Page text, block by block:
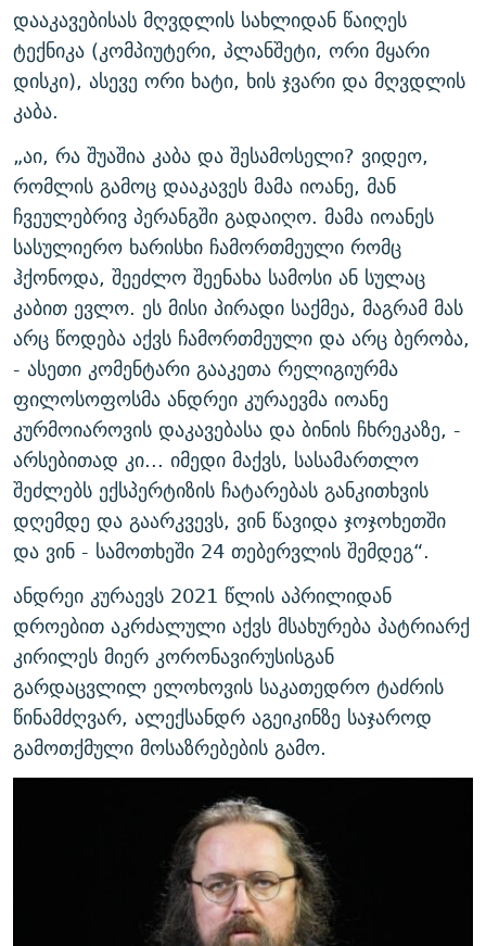
დააკავებისას მღვდლის სახლიდან წაიღეს
ტექნიკა (კომპიუტერი, პლანშეტი, ორი მყარი
დისკი), ასევე ორი ხატი, ხის ჯვარი და მღვდლის
კაბა.
„აი, რა შუაშია კაბა და შესამოსელი? ვიდეო,
რომლის გამოც დააკავეს მამა იოანე, მან
ჩვეულებრივ პერანგში გადაიღო. მამა იოანეს
სასულიერო ხარისხი ჩამორთმეული რომც
ჰქონოდა, შეეძლო შეენახა სამოსი ან სულაც
კაბით ევლო. ეს მისი პირადი საქმეა, მაგრამ მას
არც წოდება აქვს ჩამორთმეული და არც ბერობა,
- ასეთი კომენტარი გააკეთა რელიგიურმა
ფილოსოფოსმა ანდრეი კურაევმა იოანე
კურმოიაროვის დაკავებასა და ბინის ჩხრეკაზე, -
არსებითად კი... იმედი მაქვს, სასამართლო
შეძლებს ექსპერტიზის ჩატარებას განკითხვის
დღემდე და გაარკვევს, ვინ წავიდა ჯოჯოხეთში
და ვინ - სამოთხეში 24 თებერვლის შემდეგ“.
ანდრეი კურაევს 2021 წლის აპრილიდან
დროებით აკრძალული აქვს მსახურება პატრიარქ
კირილეს მიერ კორონავირუსისგან
გარდაცვლილ ელოხოვის საკათედრო ტაძრის
წინამძღვარ, ალექსანდრ აგეიკინზე საჯაროდ
გამოთქმული მოსაზრებების გამო.